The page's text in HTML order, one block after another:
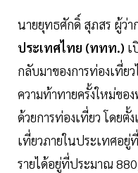
นายยุทธศักดิ์ สุภสร ผู้ว่า
ประเทศไทย (ททท.) เ
กลับมาของการท่องเที่ย
ความท้าทายครั้งใหม่ข
ด้วยการท่องเที่ยว โดยตั้
เที่ยวภายในประเทศอยู่
รายได้อยู่ที่ประมาณ